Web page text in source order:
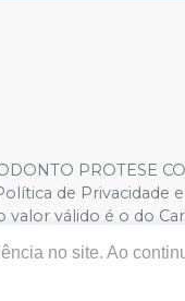
PROTESE
de
válido é o do
no site. Ao